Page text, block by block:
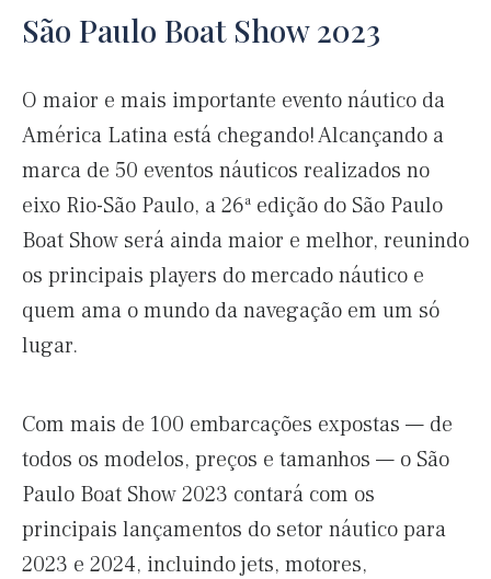
São Paulo Boat Show 2023
O maior e mais importante evento náutico da
América Latina está chegando! Alcançando a
marca de 50 eventos náuticos realizados no
eixo Rio-São Paulo, a 26ª edição do São Paulo
Boat Show será ainda maior e melhor, reunindo
os principais players do mercado náutico e
quem ama o mundo da navegação em um só
lugar.
Com mais de 100 embarcações expostas — de
todos os modelos, preços e tamanhos — o São
Paulo Boat Show 2023 contará com os
principais lançamentos do setor náutico para
2023 e 2024, incluindo jets, motores,